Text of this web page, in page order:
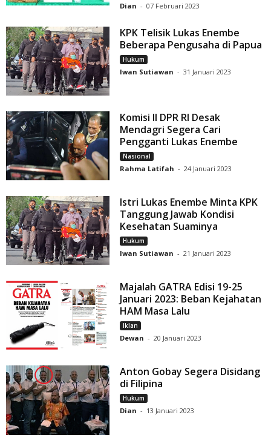
Dian - 07 Februari 2023
KPK Telisik Lukas Enembe
Beberapa Pengusaha di Papua
Hukum
Iwan Sutiawan - 31 Januari 2023
Komisi II DPR RI Desak
Mendagri Segera Cari
Pengganti Lukas Enembe
Nasional
Rahma Latifah - 24 Januari 2023
Istri Lukas Enembe Minta KPK
Tanggung Jawab Kondisi
Kesehatan Suaminya
Hukum
Iwan Sutiawan - 21 Januari 2023
Majalah GATRA Edisi 19-25
Januari 2023: Beban Kejahatan
HAM Masa Lalu
Iklan
Dewan - 20 Januari 2023
Anton Gobay Segera Disidang
di Filipina
Hukum
Dian - 13 Januari 2023